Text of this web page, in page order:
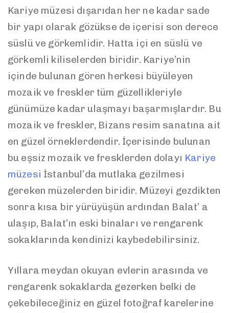
Kariye müzesi dışarıdan her ne kadar sade
bir yapı olarak gözükse de içerisi son derece
süslü ve görkemlidir. Hatta içi en süslü ve
görkemli kiliselerden biridir. Kariye’nin
içinde bulunan gören herkesi büyüleyen
mozaik ve freskler tüm güzellikleriyle
günümüze kadar ulaşmayı başarmışlardır. Bu
mozaik ve freskler, Bizans resim sanatına ait
en güzel örneklerdendir. İçerisinde bulunan
bu eşsiz mozaik ve fresklerden dolayı Kariye
müzesi İstanbul’da mutlaka gezilmesi
gereken müzelerden biridir. Müzeyi gezdikten
sonra kısa bir yürüyüşün ardından Balat’ a
ulaşıp, Balat’ın eski binaları ve rengarenk
sokaklarında kendinizi kaybedebilirsiniz.
Yıllara meydan okuyan evlerin arasında ve
rengarenk sokaklarda gezerken belki de
çekebileceğiniz en güzel fotoğraf karelerine